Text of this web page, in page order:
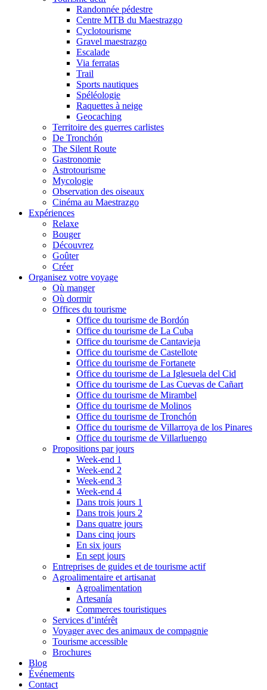
Randonnée pédestre
Centre MTB du Maestrazgo
Cyclotourisme
Gravel maestrazgo
Escalade
Via ferratas
Trail
Sports nautiques
Spéléologie
Raquettes à neige
Geocaching
Territoire des guerres carlistes
De Tronchón
The Silent Route
Gastronomie
Astrotourisme
Mycologie
Observation des oiseaux
Cinéma au Maestrazgo
Expériences
Relaxe
Bouger
Découvrez
Goûter
Créer
Organisez votre voyage
Où manger
Où dormir
Offices du tourisme
Office du tourisme de Bordón
Office du tourisme de La Cuba
Office du tourisme de Cantavieja
Office du tourisme de Castellote
Office du tourisme de Fortanete
Office du tourisme de La Iglesuela del Cid
Office du tourisme de Las Cuevas de Cañart
Office du tourisme de Mirambel
Office du tourisme de Molinos
Office du tourisme de Tronchón
Office du tourisme de Villarroya de los Pinares
Office du tourisme de Villarluengo
Propositions par jours
Week-end 1
Week-end 2
Week-end 3
Week-end 4
Dans trois jours 1
Dans trois jours 2
Dans quatre jours
Dans cinq jours
En six jours
En sept jours
Entreprises de guides et de tourisme actif
Agroalimentaire et artisanat
Agroalimentation
Artesanía
Commerces touristiques
Services d’intérêt
Voyager avec des animaux de compagnie
Tourisme accessible
Brochures
Blog
Événements
Contact